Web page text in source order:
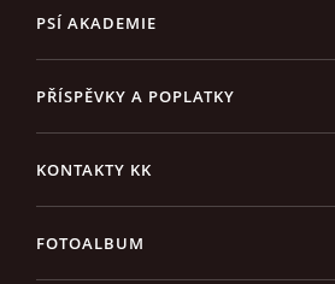
PSÍ AKADEMIE
PŘÍSPĚVKY A POPLATKY
KONTAKTY KK
FOTOALBUM